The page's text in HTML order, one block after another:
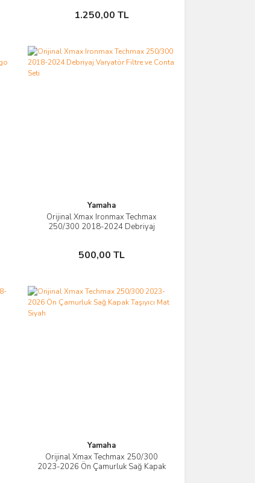
1.250,00 TL
Sepete Ekle
Yamaha
Orijinal Xmax Ironmax Techmax
250/300 2018-2024 Debriyaj
500,00 TL
İncele
Sepete Ekle
Yamaha
Orijinal Xmax Techmax 250/300
2023-2026 Ön Çamurluk Sağ Kapak
İncele